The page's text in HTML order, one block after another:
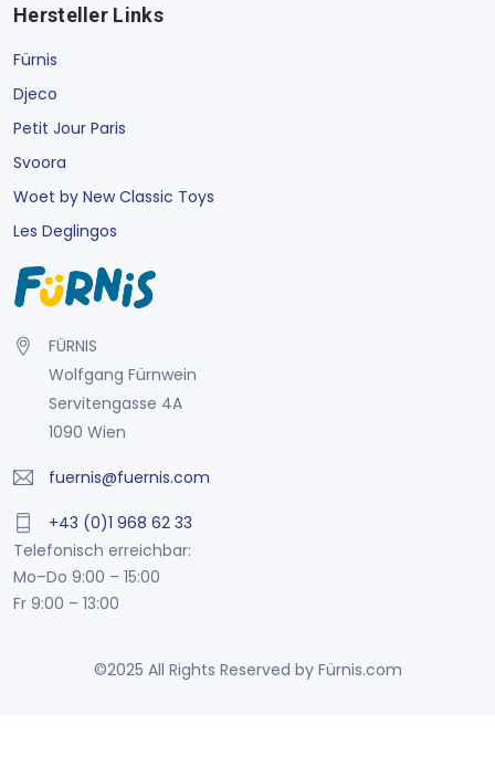
Hersteller Links
Fürnis
Djeco
Petit Jour Paris
Svoora
Woet by New Classic Toys
Les Deglingos
FÜRNIS
Wolfgang Fürnwein
Servitengasse 4A
1090 Wien
fuernis@fuernis.com
+43 (0)1 968 62 33
Telefonisch erreichbar:
Mo–Do 9:00 – 15:00
Fr 9:00 – 13:00
©2025 All Rights Reserved by Fürnis.com